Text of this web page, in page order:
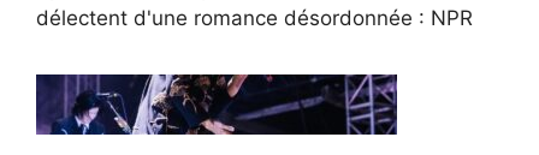
délectent d'une romance désordonnée : NPR